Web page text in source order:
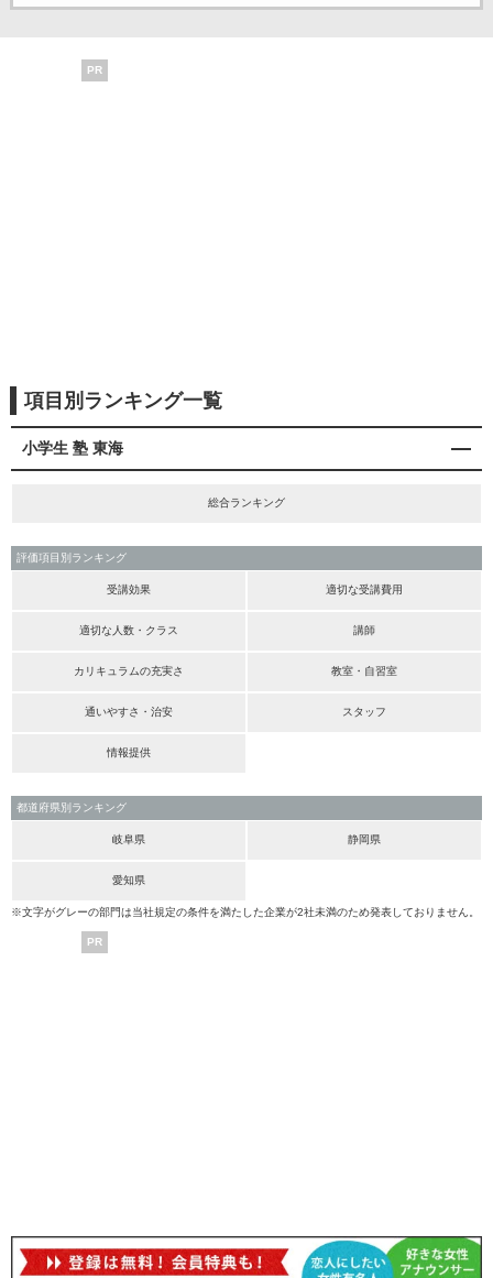
PR
項目別ランキング一覧
小学生 塾 東海
総合ランキング
評価項目別ランキング
受講効果 適切な受講費用
適切な人数・クラス 講師
カリキュラムの充実さ 教室・自習室
通いやすさ・治安 スタッフ
情報提供
都道府県別ランキング
岐阜県 静岡県
愛知県
※文字がグレーの部門は当社規定の条件を満たした企業が2社未満のため発表しておりません。
PR